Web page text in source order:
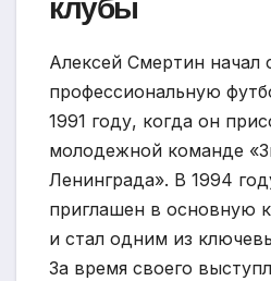
клубы
Алексей Смертин начал
профессиональную
1991 году, когда он
молодежной команде
Ленинграда». В 1994
приглашен в основную
и стал одним из
За время своего